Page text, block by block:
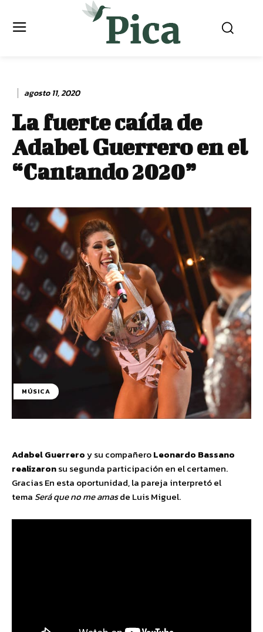
agosto 11, 2020
La fuerte caída de
Adabel Guerrero en el
“Cantando 2020”
MÚSICA
Adabel Guerreroy su compañeroLeonardo Bassano
realizaronsu segunda participación en el certamen.
Gracias En esta oportunidad, la pareja interpretó el
tema Será que no me amasde Luis Miguel.